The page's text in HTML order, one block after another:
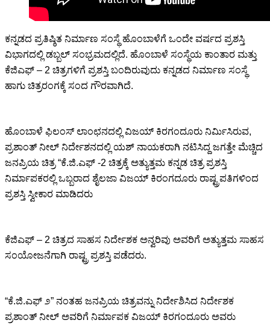
ಕನ್ನಡದ ಪ್ರತಿಷ್ಠಿತ ನಿರ್ಮಾಣ ಸಂಸ್ಥೆ ಹೊಂಬಾಳೆಗೆ ಒಂದೇ ವರ್ಷದ ಪ್ರಶಸ್ತಿ
ವಿಭಾಗದಲ್ಲಿ ಡಬ್ಬಲ್ ಸಂಭ್ರಮದಲ್ಲಿದೆ. ಹೊಂಬಾಳೆ ಸಂಸ್ಥೆಯ ಕಾಂತಾರ ಮತ್ತು
ಕೆಜಿಎಫ್ – 2 ಚಿತ್ರಗಳಿಗೆ ಪ್ರಶಸ್ತಿ ಬಂದಿರುವುದು ಕನ್ನಡದ ನಿರ್ಮಾಣ ಸಂಸ್ಥೆ
ಹಾಗು ಚಿತ್ರರಂಗಕ್ಕೆ ಸಂದ ಗೌರವಾಗಿದೆ.
ಹೊಂಬಾಳೆ ಫಿಲಂಸ್ ಲಾಂಛನದಲ್ಲಿ ವಿಜಯ್ ಕಿರಗಂದೂರು ನಿರ್ಮಿಸಿರುವ,
ಪ್ರಶಾಂತ್ ನೀಲ್ ನಿರ್ದೇಶನದಲ್ಲಿ ಯಶ್ ನಾಯಕರಾಗಿ ನಟಿಸಿದ್ದ ಜಗತ್ತೇ ಮೆಚ್ಚಿದ
ಜನಪ್ರಿಯ ಚಿತ್ರ “ಕೆ.ಜಿ.ಎಫ್ -2 ಚಿತ್ರಕ್ಕೆ ಅತ್ಯುತ್ತಮ ಕನ್ನಡ ಚಿತ್ರ ಪ್ರಶಸ್ತಿ
ನಿರ್ಮಾಪಕರಲ್ಲಿ ಒಬ್ಬರಾದ ಶೈಲಜಾ ವಿಜಯ್ ಕಿರಂಗದೂರು ರಾಷ್ಟ್ರಪತಿಗಳಿಂದ
ಪ್ರಶಸ್ತಿ ಸ್ವೀಕಾರ ಮಾಡಿದರು
ಕೆಜಿಎಫ್ – 2 ಚಿತ್ರದ ಸಾಹಸ ನಿರ್ದೇಶಕ ಅನ್ವರಿವು ಅವರಿಗೆ ಅತ್ಯುತ್ತಮ ಸಾಹಸ
ಸಂಯೋಜನೆಗಾಗಿ ರಾಷ್ಟ್ರ ಪ್ರಶಸ್ತಿ ಪಡೆದರು.
“ಕೆ.ಜಿ.ಎಫ್ ೨” ನಂತಹ ಜನಪ್ರಿಯ ಚಿತ್ರವನ್ನು ನಿರ್ದೇಶಿಸಿದ ನಿರ್ದೇಶಕ
ಪ್ರಶಾಂತ್ ನೀಲ್ ಅವರಿಗೆ ನಿರ್ಮಾಪಕ ವಿಜಯ್ ಕಿರಗಂದೂರು ಅವರು